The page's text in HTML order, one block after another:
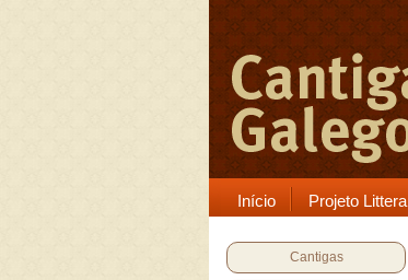
Início Projeto Littera
Cantigas